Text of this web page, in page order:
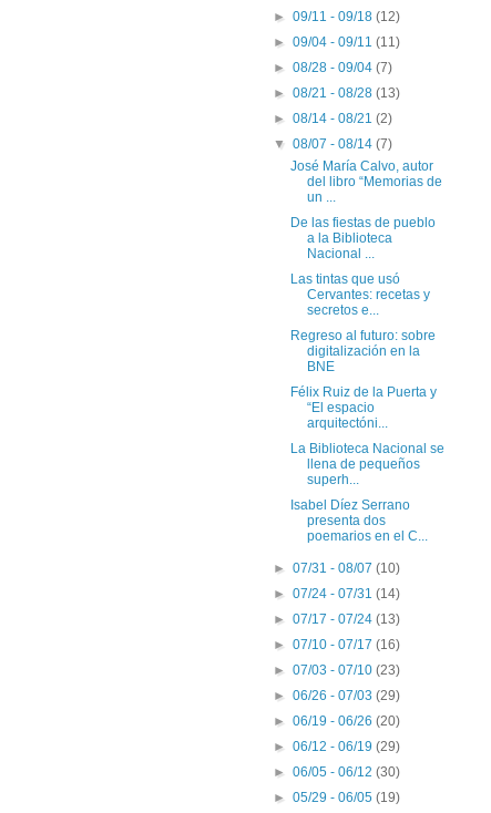
►09/11 - 09/18(12)
►09/04 - 09/11(11)
►08/28 - 09/04(7)
►08/21 - 08/28(13)
►08/14 - 08/21(2)
▼08/07 - 08/14(7)
José María Calvo, autor
del libro “Memorias de
un ...
De las fiestas de pueblo
a la Biblioteca
Nacional ...
Las tintas que usó
Cervantes: recetas y
secretos e...
Regreso al futuro: sobre
digitalización en la
BNE
Félix Ruiz de la Puerta y
“El espacio
arquitectóni...
La Biblioteca Nacional se
llena de pequeños
superh...
Isabel Díez Serrano
presenta dos
poemarios en el C...
►07/31 - 08/07(10)
►07/24 - 07/31(14)
►07/17 - 07/24(13)
►07/10 - 07/17(16)
►07/03 - 07/10(23)
►06/26 - 07/03(29)
►06/19 - 06/26(20)
►06/12 - 06/19(29)
►06/05 - 06/12(30)
►05/29 - 06/05(19)